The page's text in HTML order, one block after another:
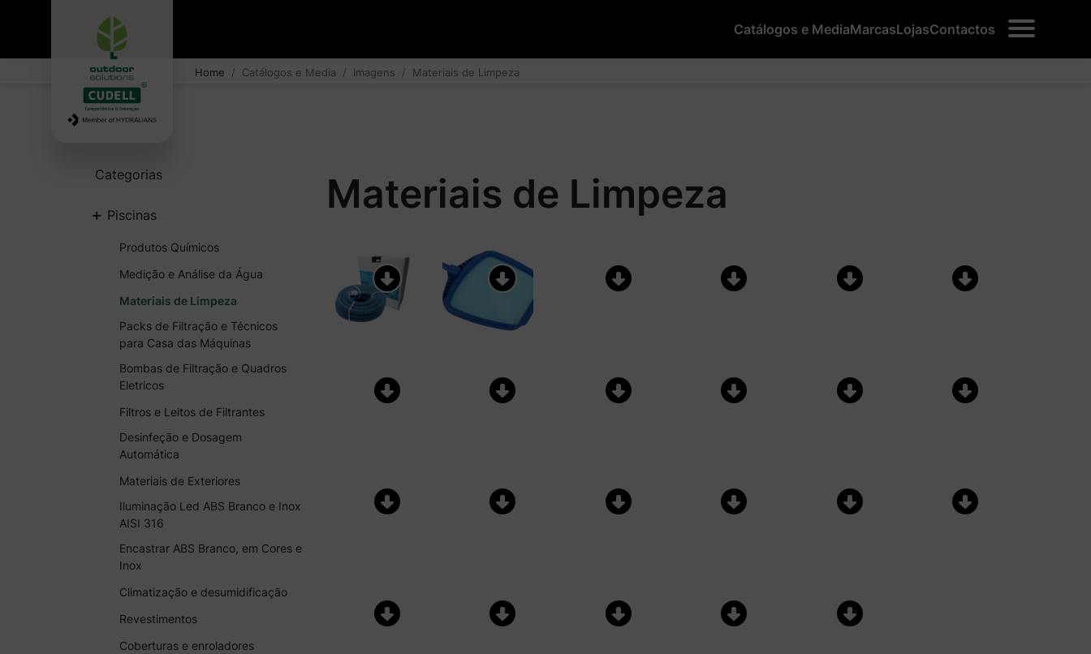
Catálogos e MediaMarcasLojasContactos
Home Catálogos e Media Imagens Materiais de Limpeza
Categorias
+ Piscinas
Produtos Químicos
Medição e Análise da Água
Materiais de Limpeza
Packs de Filtração e Técnicos
para Casa das Máquinas
Bombas de Filtração e Quadros
Eletricos
Filtros e Leitos de Filtrantes
Desinfeção e Dosagem
Automática
Materiais de Exteriores
Iluminação Led ABS Branco e Inox
AISI 316
Encastrar ABS Branco, em Cores e
Inox
Climatização e desumidificação
Revestimentos
Coberturas e enroladores
Materiais de Limpeza